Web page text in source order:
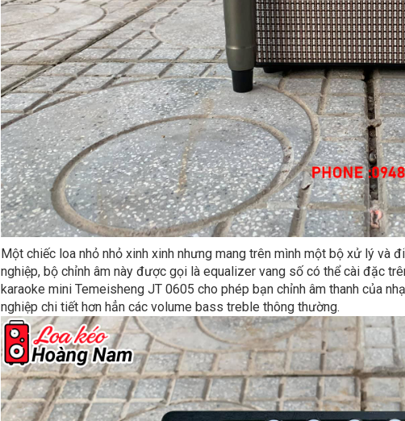
Một chiếc loa nhỏ nhỏ xinh xinh nhưng mang trên mình một bộ xử lý và
nghiệp, bộ chỉnh âm này được gọi là equalizer vang số có thể cài đặc
karaoke mini Temeisheng JT 0605 cho phép bạn chỉnh âm thanh của
nghiệp chi tiết hơn hẳn các volume bass treble thông thường.